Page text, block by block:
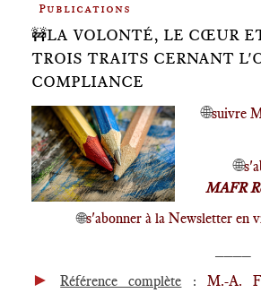
Publications
🚧LA VOLONTÉ, LE CŒUR
TROIS TRAITS CERNANT
COMPLIANCE
🌐suivre
🌐
MAFR
🌐s'abonner à la Newsletter en
► Référence complète : M.-A.